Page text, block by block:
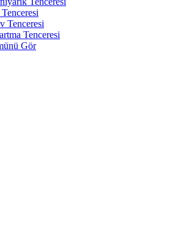
Tenceresi
Tenceresi
Tenceresi
Gör